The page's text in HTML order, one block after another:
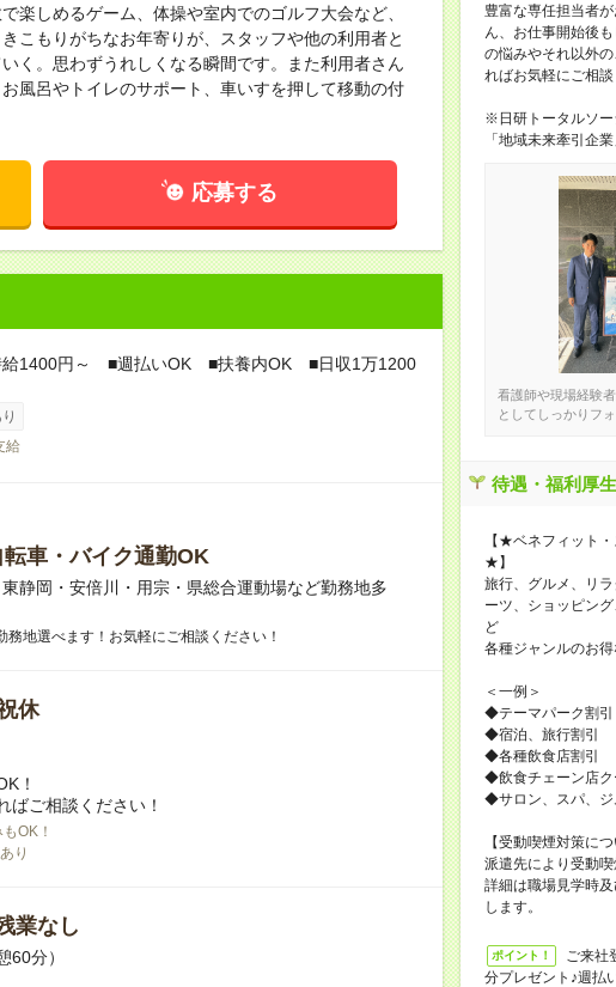
楽しめるゲーム、体操や室内でのゴルフ大会など、
こもりがちなお年寄りが、スタッフや他の利用者と
く。思わずうれしくなる瞬間です。また利用者さん
風呂やトイレのサポート、車いすを押して移動の付
応募する
給1400円～ ■週払いOK ■扶養内OK ■日収1万1200
給
車・バイク通勤OK
東静岡・安倍川・用宗・県総合運動場など勤務地多
地選べます！お気軽にご相談ください！
休
！
ばご相談ください！
OK！
り
業なし
60分）
豊富な専任担当者
ん、お仕事開始後
の悩みやそれ以外
ればお気軽にご相談
※日研トータルソー
「地域未来牽引企
看護師や現場経験
としてしっかりフ
待遇・福利厚生
【★ベネフィット
★】
旅行、グルメ、リ
ーツ、ショッピン
ど
各種ジャンルのお得
＜一例＞
◆テーマパーク割引
◆宿泊、旅行割引
◆各種飲食店割引
◆飲食チェーン店ク
◆サロン、スパ、ジ
【受動喫煙対策につ
派遣先により受動喫
詳細は職場見学時
します。
ポイント！
ご来社
分プレゼント♪週払